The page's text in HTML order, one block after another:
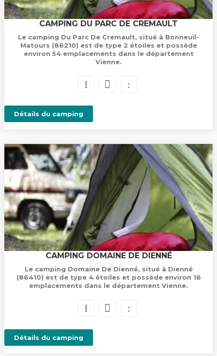
CAMPING DU PARC DE CREMAULT
Le camping Du Parc De Cremault, situé à Bonneuil-
Matours (86210) est de type 2 étoiles et possède
environ 54 emplacements dans le département
Vienne.
Détails du camping
CAMPING DOMAINE DE DIENNÉ
Le camping Domaine De Dienné, situé à Dienné
(86410) est de type 4 étoiles et possède environ 16
emplacements dans le département Vienne.
Détails du camping